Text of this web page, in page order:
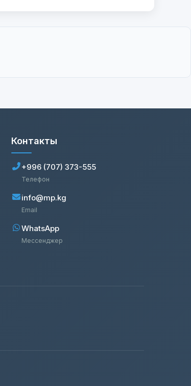
Контакты
+996 (707) 373-555
Телефон
info@mp.kg
Email
WhatsApp
Мессенджер